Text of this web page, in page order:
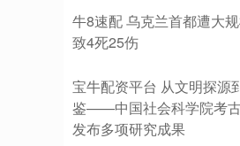
牛8速配 乌克兰首都遭大
致4死25伤
宝牛配资平台 从文明探源
鉴——中国社会科学院考
发布多项研究成果